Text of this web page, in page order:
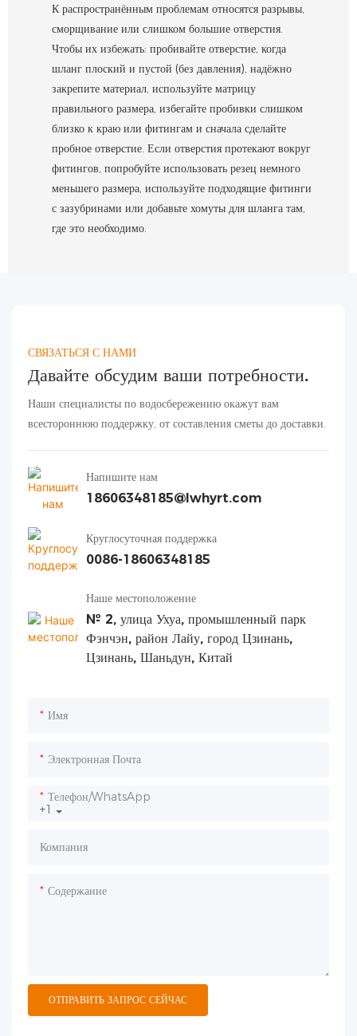
К распространённым проблемам относятся разрывы,
сморщивание или слишком большие отверстия.
Чтобы их избежать: пробивайте отверстие, когда
шланг плоский и пустой (без давления), надёжно
закрепите материал, используйте матрицу
правильного размера, избегайте пробивки слишком
близко к краю или фитингам и сначала сделайте
пробное отверстие. Если отверстия протекают вокруг
фитингов, попробуйте использовать резец немного
меньшего размера, используйте подходящие фитинги
с зазубринами или добавьте хомуты для шланга там,
где это необходимо.
СВЯЗАТЬСЯ С НАМИ
Давайте обсудим ваши потребности.
Наши специалисты по водосбережению окажут вам
всестороннюю поддержку, от составления сметы до доставки.
Напишите нам
18606348185@lwhyrt.com
Круглосуточная поддержка
0086-18606348185
Наше местоположение
№ 2, улица Ухуа, промышленный парк
Фэнчэн, район Лайу, город Цзинань,
Цзинань, Шаньдун, Китай
Имя
Электронная Почта
+1
Телефон/WhatsApp
Компания
Содержание
ОТПРАВИТЬ ЗАПРОС СЕЙЧАС